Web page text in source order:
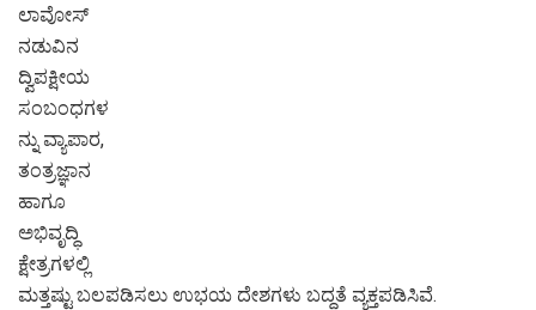
ಲಾವೋಸ್
ನಡುವಿನ
ದ್ವಿಪಕ್ಷೀಯ
ಸಂಬಂಧಗಳ
ನ್ನು ವ್ಯಾಪಾರ,
ತಂತ್ರಜ್ಞಾನ
ಹಾಗೂ
ಅಭಿವೃದ್ಧಿ
ಕ್ಷೇತ್ರಗಳಲ್ಲಿ
ಮತ್ತಷ್ಟು ಬಲಪಡಿಸಲು ಉಭಯ ದೇಶಗಳು ಬದ್ಧತೆ ವ್ಯಕ್ತಪಡಿಸಿವೆ.